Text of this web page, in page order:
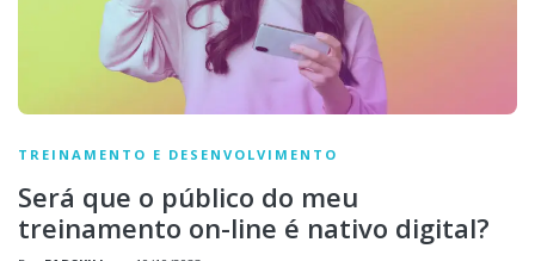
TREINAMENTO E DESENVOLVIMENTO
Será que o público do meu
treinamento on-line é nativo digital?